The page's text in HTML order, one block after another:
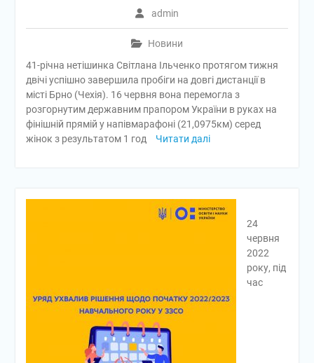
admin
Новини
41-річна нетішинка Світлана Ільченко протягом тижня
двічі успішно завершила пробіги на довгі дистанції в
місті Брно (Чехія). 16 червня вона перемогла з
розгорнутим державним прапором України в руках на
фінішній прямій у напівмарафоні (21,0975км) серед
жінок з результатом 1 год
Читати далі
24
червня
2022
року, під
час